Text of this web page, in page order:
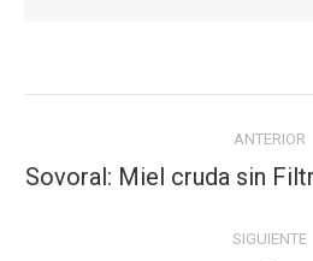
publicaciones
ANTERIOR
Sovoral: Miel cruda sin
SIGUIENTE